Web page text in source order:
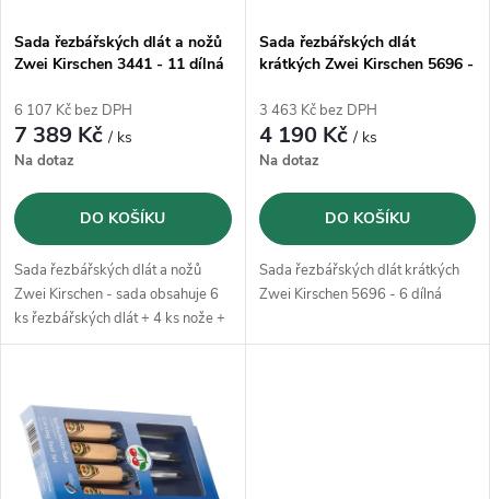
p
r
o
d
u
k
ů
s
p
r
o
d
u
k
t
ů
Sada řezbářských dlát a nožů
Zwei Kirschen 3441 - 11 dílná
6 107 Kč bez DPH
7 389 Kč/ ks
Na dotaz
DO KOŠÍKU
Sada řezbářských dlát a nožů
Zwei Kirschen - sada obsahuje 6
ks řezbářských dlát + 4 ks nože +
brousek zrnitost 180/400
Sada řezbářských dlát
krátkých Zwei Kirschen 5696 -
3 463 Kč bez DPH
4 190 Kč/ ks
Na dotaz
DO KOŠÍKU
Sada řezbářských dlát krátkých
Zwei Kirschen 5696 - 6 dílná